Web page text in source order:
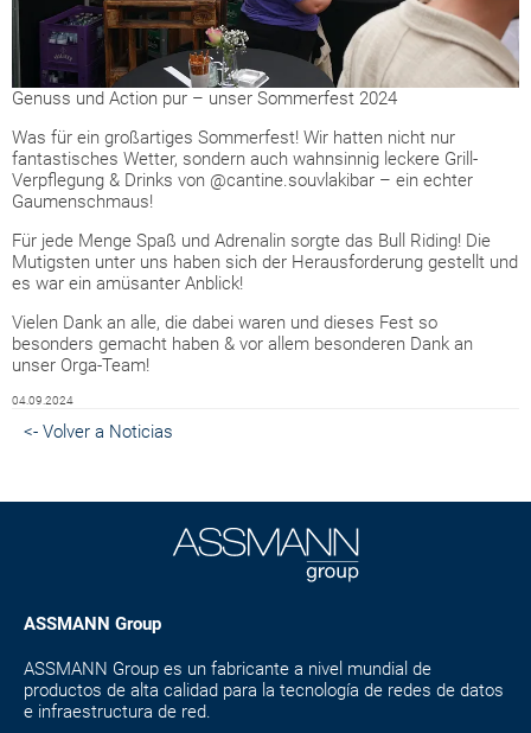
Genuss und Action pur – unser Sommerfest 2024
Was für ein großartiges Sommerfest! Wir hatten nicht nur
fantastisches Wetter, sondern auch wahnsinnig leckere Grill-
Verpflegung & Drinks von @cantine.souvlakibar – ein echter
Gaumenschmaus!
Für jede Menge Spaß und Adrenalin sorgte das Bull Riding! Die
Mutigsten unter uns haben sich der Herausforderung gestellt und
es war ein amüsanter Anblick!
Vielen Dank an alle, die dabei waren und dieses Fest so
besonders gemacht haben & vor allem besonderen Dank an
unser Orga-Team! ️
04.09.2024
<- Volver a Noticias
ASSMANN Group
ASSMANN Group es un fabricante a nivel mundial de
productos de alta calidad para la tecnología de redes de datos
e infraestructura de red.